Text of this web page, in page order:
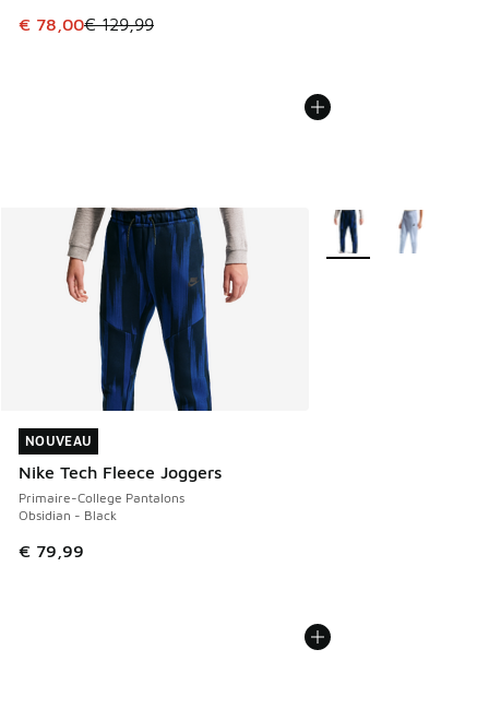
Cet article est en promotion. Prix en baisse de € 129,99 à
€ 78,00€ 129,99
NOUVEAU
Nike Tech Fleece Joggers
Primaire-College Pantalons
Obsidian - Black
€ 79,99
NOUVEAU
Plus de couleurs